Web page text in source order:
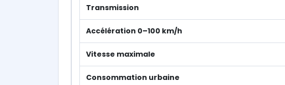
Transmission
Accélération 0–100 km/h
Vitesse maximale
Consommation urbaine